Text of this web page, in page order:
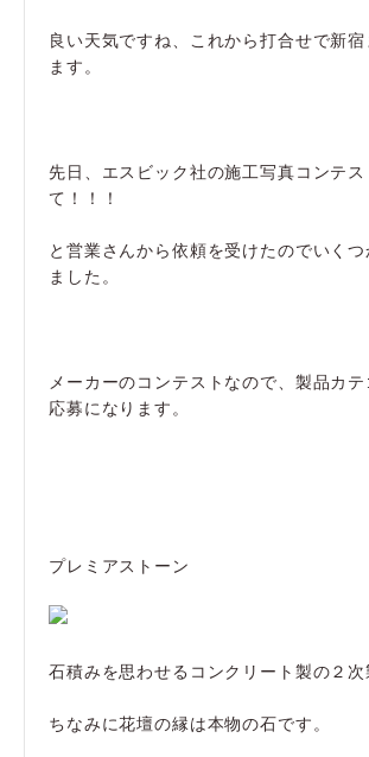
良い天気ですね、これから打合せで新宿
ます。
先日、エスビック社の施工写真コンテス
て！！！
と営業さんから依頼を受けたのでいく
ました。
メーカーのコンテストなので、製品カ
応募になります。
プレミアストーン
石積みを思わせるコンクリート製の２次
ちなみに花壇の縁は本物の石です。